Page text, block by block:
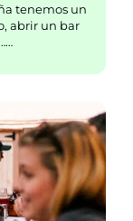
tenemos un
abrir un bar